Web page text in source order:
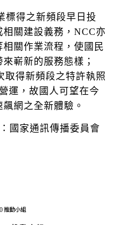
得之新頻段早日投
關建設義務，NCC亦
關作業流程，使國民
嶄新的服務態樣；
取得新頻段之特許執照
運，故國人可望在今
網之全新體驗。
國家通訊傳播委員會